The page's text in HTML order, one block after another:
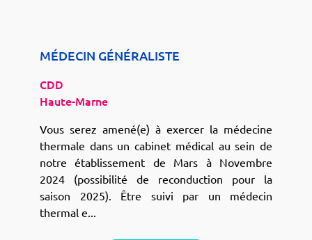
MÉDECIN GÉNÉRALISTE
CDD
Haute-Marne
Vous serez amené(e) à exercer la médecine
thermale dans un cabinet médical au sein de
notre établissement de Mars à Novembre
2024 (possibilité de reconduction pour la
saison 2025). Être suivi par un médecin
thermal e...